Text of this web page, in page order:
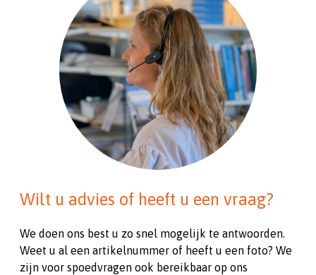
Wilt u advies of heeft u een vraag?
We doen ons best u zo snel mogelijk te antwoorden.
Weet u al een artikelnummer of heeft u een foto? We
zijn voor spoedvragen ook bereikbaar op ons